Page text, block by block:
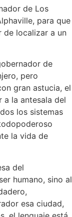
de Los
para que
de localizar a un
de
pero
gran astucia, el
la antesala del
los sistemas
la vida de
del
humano, sino al
esa ciudad,